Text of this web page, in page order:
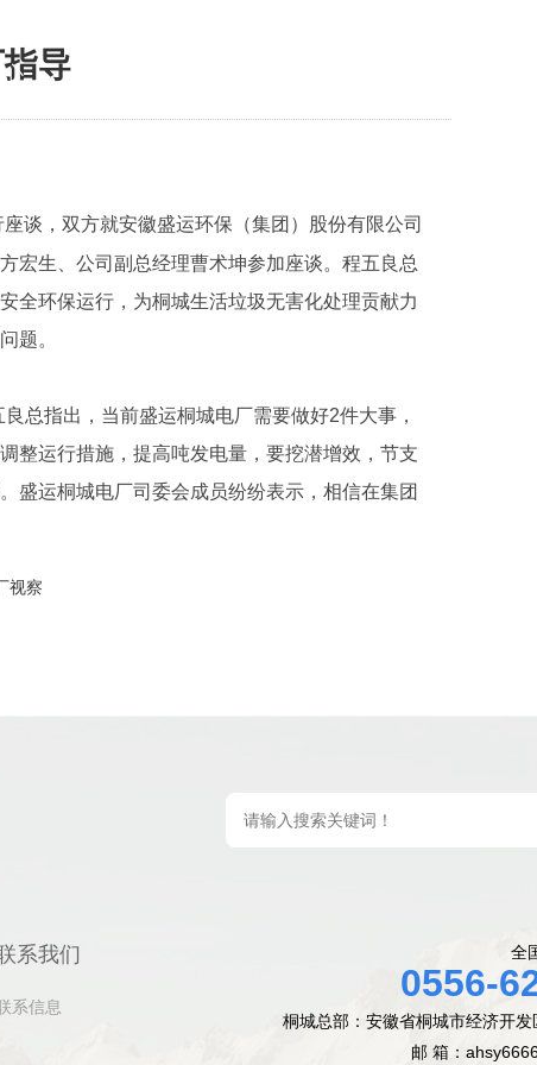
心 导
谈，双方就安徽盛运环保（集团）股份有限公司
宏生、公司副总经理曹术坤参加座谈。程五良总
全环保运行，为桐城生活垃圾无害化处理贡献力
题。
总指出，当前盛运桐城电厂需要做好2件大事，
整运行措施，提高吨发电量，要挖潜增效，节支
盛运桐城电厂司委会成员纷纷表示，相信在集团
视察
系我们
系信息
全
0556-
桐城总部：安徽省桐城市经济开
邮 箱：